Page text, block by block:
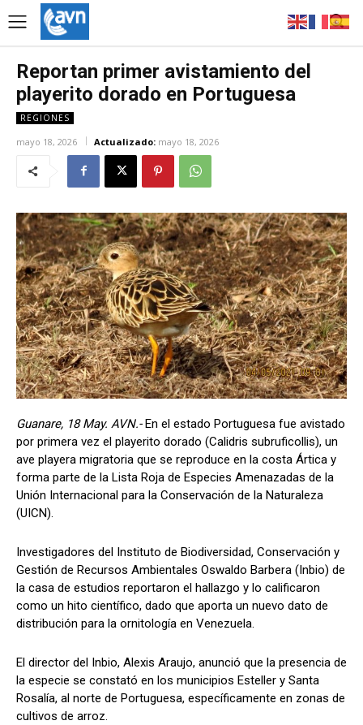
Reportan primer avistamiento del
playerito dorado en Portuguesa
REGIONES
mayo 18, 2026 Actualizado: mayo 18, 2026
Guanare, 18 May. AVN.-En el estado Portuguesa fue avistado
por primera vez el playerito dorado (Calidris subruficollis), un
ave playera migratoria que se reproduce en la costa Ártica y
forma parte de la Lista Roja de Especies Amenazadas de la
Unión Internacional para la Conservación de la Naturaleza
(UICN).
Investigadores del Instituto de Biodiversidad, Conservación y
Gestión de Recursos Ambientales Oswaldo Barbera (Inbio) de
la casa de estudios reportaron el hallazgo y lo calificaron
como un hito científico, dado que aporta un nuevo dato de
distribución para la ornitología en Venezuela.
El director del Inbio, Alexis Araujo, anunció que la presencia de
la especie se constató en los municipios Esteller y Santa
Rosalía, al norte de Portuguesa, específicamente en zonas de
cultivos de arroz.